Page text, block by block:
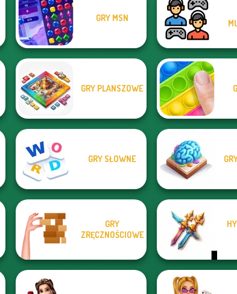
GRY MSN
GRY PLANSZOWE
GRY SŁOWNE
GRY
ZRĘCZNOŚCIOWE